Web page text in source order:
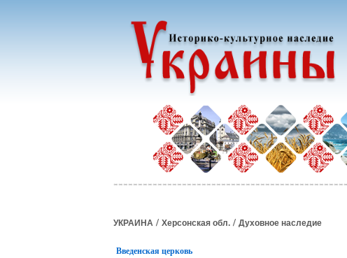
УКРАИНА / Херсонская обл. / Духовное наследие
Введенская церковь